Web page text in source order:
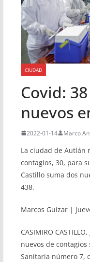
CIUDAD
Covid:
nuevos
2022-01-14 Marco
La ciudad de Autlán
contagios, 30, para
Castillo suma dos
438.
Marcos Guízar |
CASIMIRO
nuevos de
Sanitaria número 7,